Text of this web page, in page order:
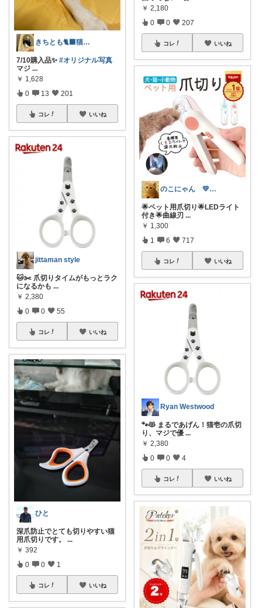
きちとも🐈‍⬛猫と本と文房具✨ゆっくり
7/10購入品✨ #オリジナル写真
マジ ...
￥ 1,628
0 13 201
コレ いいね
jittaman style
🐱✂️ 爪切りタイムがもっとラク
になるかも ...
￥ 2,380
0 0 55
コレ いいね
ひと
深爪防止でとても切りやすい猫
用爪切りです。
...
￥ 392
0 0 1
コレ いいね
￥ 2,180
0 0 207
コレ いいね
のこにゃん 💛ねこ3匹と暮らす🐾
🌟ペット用爪切り🌟LEDライト
付き🌟曲線刃 ...
￥ 1,300
1 6 717
コレ いいね
Ryan Westwood
🐾😻 まるであげん！猫壱の爪切
り、マジで優 ...
￥ 2,380
0 0 4
コレ いいね